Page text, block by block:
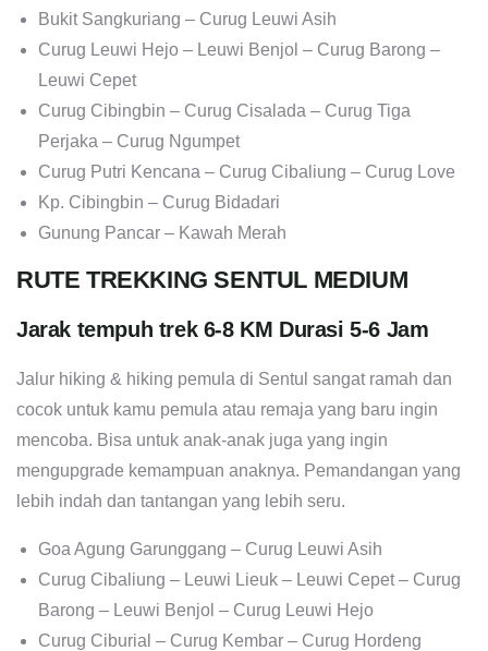
Bukit Sangkuriang – Curug Leuwi Asih
Curug Leuwi Hejo – Leuwi Benjol – Curug Barong –
Leuwi Cepet
Curug Cibingbin – Curug Cisalada – Curug Tiga
Perjaka – Curug Ngumpet
Curug Putri Kencana – Curug Cibaliung – Curug Love
Kp. Cibingbin – Curug Bidadari
Gunung Pancar – Kawah Merah
RUTE TREKKING SENTUL MEDIUM
Jarak tempuh trek 6-8 KM Durasi 5-6 Jam
Jalur hiking & hiking pemula di Sentul sangat ramah dan
cocok untuk kamu pemula atau remaja yang baru ingin
mencoba. Bisa untuk anak-anak juga yang ingin
mengupgrade kemampuan anaknya. Pemandangan yang
lebih indah dan tantangan yang lebih seru.
Goa Agung Garunggang – Curug Leuwi Asih
Curug Cibaliung – Leuwi Lieuk – Leuwi Cepet – Curug
Barong – Leuwi Benjol – Curug Leuwi Hejo
Curug Ciburial – Curug Kembar – Curug Hordeng